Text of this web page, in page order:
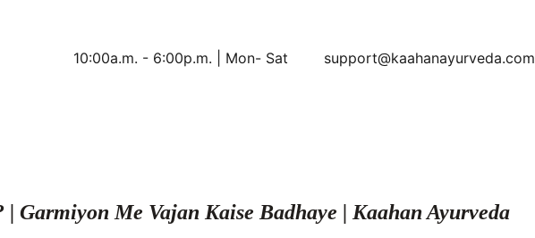
10:00a.m. - 6:00p.m. | Mon- Sat support@kaahanayurveda.com
| Garmiyon Me Vajan Kaise Badhaye | Kaahan Ayurveda